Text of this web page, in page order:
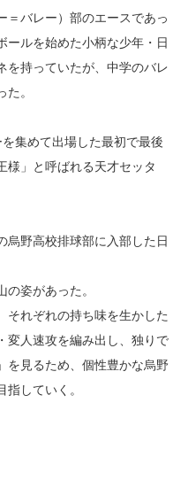
＝バレー）部のエースであっ
ールを始めた小柄な少年・日
を持っていたが、中学のバレ
。
集めて出場した最初で最後
様」と呼ばれる天才セッタ
烏野高校排球部に入部した日
姿があった。
それぞれの持ち味を生かした
変人速攻を編み出し、独りで
を見るため、個性豊かな烏野
していく。